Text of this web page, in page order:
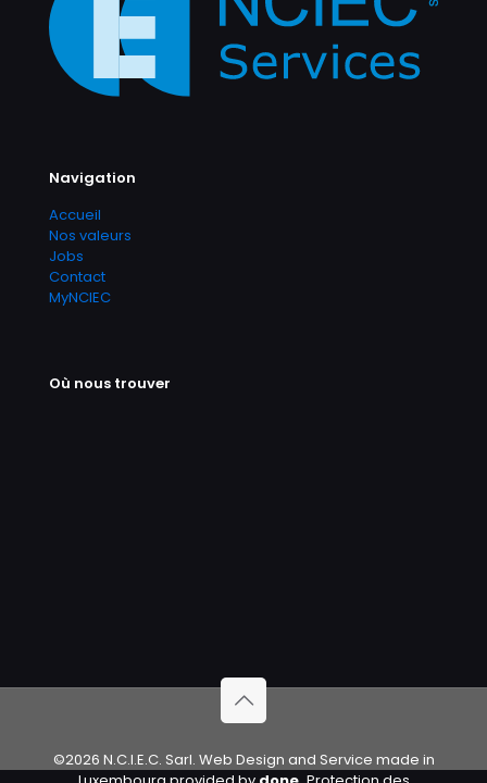
Navigation
Accueil
Nos valeurs
Jobs
Contact
MyNCIEC
Où nous trouver
©2026 N.C.I.E.C. Sarl. Web Design and Service made in